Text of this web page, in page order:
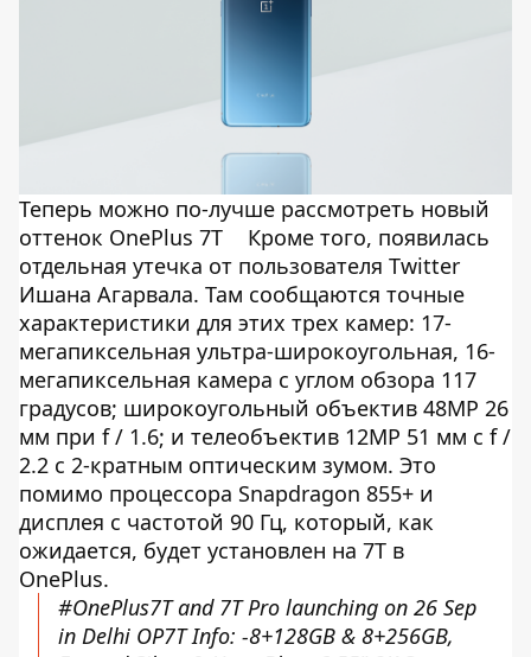
Теперь можно по-лучше рассмотреть новый
оттенок OnePlus 7T
Кроме того, появилась
отдельная утечка от пользователя Twitter
Ишана Агарвала. Там сообщаются точные
характеристики для этих трех камер: 17-
мегапиксельная ультра-широкоугольная, 16-
мегапиксельная камера с углом обзора 117
градусов; широкоугольный объектив 48MP 26
мм при f / 1.6; и телеобъектив 12MP 51 мм с f /
2.2 с 2-кратным оптическим зумом. Это
помимо процессора Snapdragon 855+ и
дисплея с частотой 90 Гц, который, как
ожидается, будет установлен на 7T в
OnePlus.
#OnePlus7Tand 7T Pro launching on 26 Sep
in Delhi OP7T Info: -8+128GB & 8+256GB,